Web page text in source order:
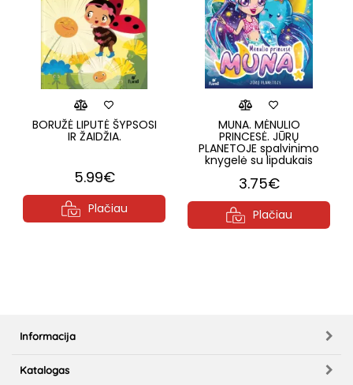
BORUŽĖ LIPUTĖ ŠYPSOSI
IR ŽAIDŽIA.
5.99€
Plačiau
MUNA. MĖNULIO
PRINCESĖ. JŪRŲ
PLANETOJE spalvinimo
knygelė su lipdukais
3.75€
Plačiau
Informacija
Katalogas